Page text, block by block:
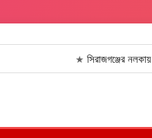
সিরাজগঞ্জের নলকায় বাস ও